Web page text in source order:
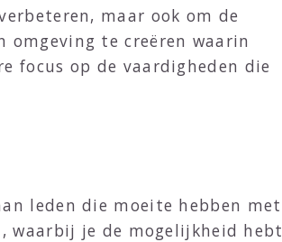
maar ook om de
omgeving te creëren waarin
focus op de vaardigheden die
leden die moeite hebben met
waarbij je de mogelijkheid hebt